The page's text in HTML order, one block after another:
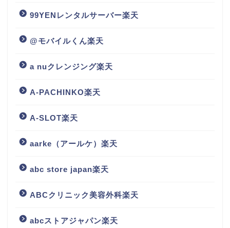
99YENレンタルサーバー楽天
@モバイルくん楽天
a nuクレンジング楽天
A-PACHINKO楽天
A-SLOT楽天
aarke（アールケ）楽天
abc store japan楽天
ABCクリニック美容外科楽天
abcストアジャパン楽天